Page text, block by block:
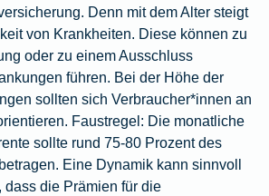
Denn mit dem Alter steigt
von Krankheiten. Diese können zu
oder zu einem Ausschluss
führen. Bei der Höhe der
sollten sich Verbraucher*innen an
Faustregel: Die monatliche
sollte rund 75-80 Prozent des
Eine Dynamik kann sinnvoll
dass die Prämien für die